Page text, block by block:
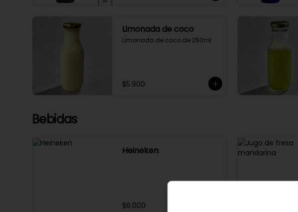
Limonada de coco
Limonada de coco de 250ml
$5.900
Bebidas
Heineken
$6.000